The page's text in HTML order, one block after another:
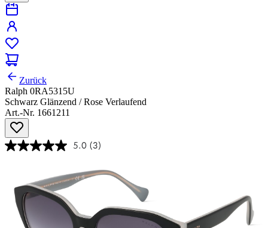
Zurück
Ralph 0RA5315U
Schwarz Glänzend / Rose Verlaufend
Art.-Nr. 1661211
5.0 (3)